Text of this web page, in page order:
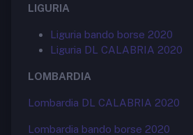
LIGURIA
Liguria bando borse 2020
Liguria DL CALABRIA 2020
LOMBARDIA
Lombardia DL CALABRIA 2020
Lombardia bando borse 2020